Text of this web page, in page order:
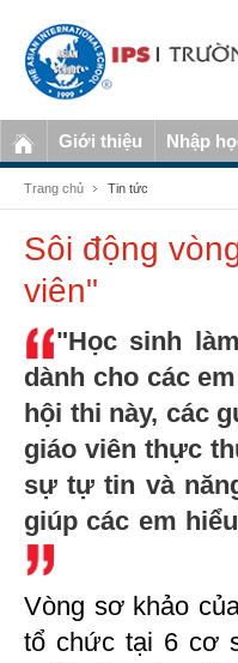
Giới thiệu Nhập
Trang chủ Tin tức
Sôi động
viên"
"Học sinh
dành cho các
hội thi này, các
giáo viên thực
sự tự tin và
giúp các em
Vòng sơ khảo
tổ chức tại 6 cơ